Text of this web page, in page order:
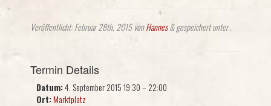
Veröffentlicht:Februar 28th, 2015vonHannes&gespeichert unter .
Termin Details
Datum:4. September 2015 19:30– 22:00
Ort:Marktplatz